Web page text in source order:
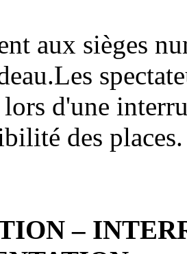
aux sièges
lors d'une
des places.
–